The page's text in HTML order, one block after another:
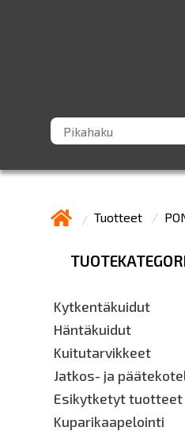
Tuotteet
Kytkentäkuidut
Häntäkuidut
Kuitutarvikkeet
Jatkos- ja
Esikytketyt tuotteet
Kuparikaapelointi